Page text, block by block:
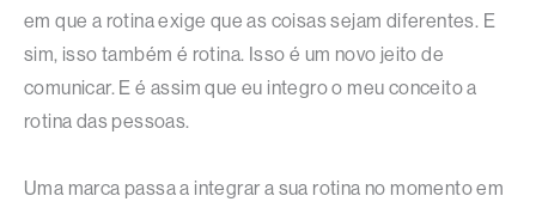
em que a rotina exige que as coisas sejam diferentes. E
sim, isso também é rotina. Isso é um novo jeito de
comunicar. E é assim que eu integro o meu conceito a
rotina das pessoas.
Uma marca passa a integrar a sua rotina no momento em